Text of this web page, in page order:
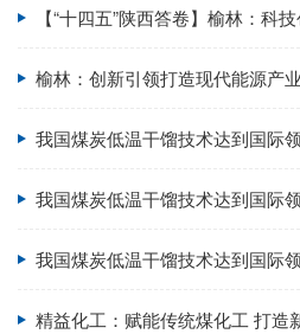
榆林：创新引领打造现代能源产
我国煤炭低温干馏技术达到国际
我国煤炭低温干馏技术达到国际
精益化工：赋能传统煤化工 打造